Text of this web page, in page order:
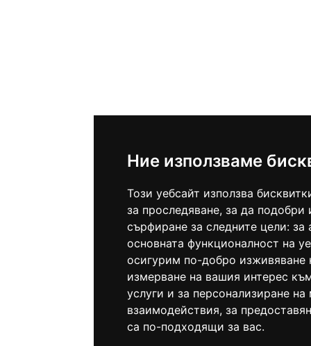
Ние използваме
Този уебсайт използва
за проследяване, за да
сърфиране за следните цели:за
основната функционалност на
осигурим по-добро изживяване
измерване на вашия интерес
услуги и за персонализиране
взаимодействия,за
са по-подходящи за вас.